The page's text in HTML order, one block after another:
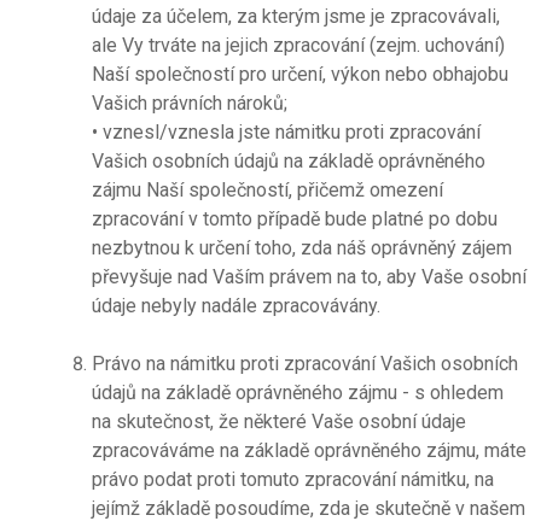
údaje za účelem, za kterým jsme je zpracovávali,
ale Vy trváte na jejich zpracování (zejm. uchování)
Naší společností pro určení, výkon nebo obhajobu
Vašich právních nároků;
• vznesl/vznesla jste námitku proti zpracování
Vašich osobních údajů na základě oprávněného
zájmu Naší společností, přičemž omezení
zpracování v tomto případě bude platné po dobu
nezbytnou k určení toho, zda náš oprávněný zájem
převyšuje nad Vaším právem na to, aby Vaše osobní
údaje nebyly nadále zpracovávány.
Právo na námitku proti zpracování Vašich osobních
údajů na základě oprávněného zájmu - s ohledem
na skutečnost, že některé Vaše osobní údaje
zpracováváme na základě oprávněného zájmu, máte
právo podat proti tomuto zpracování námitku, na
jejímž základě posoudíme, zda je skutečně v našem